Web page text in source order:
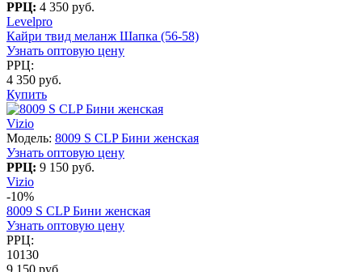
РРЦ: 4 350 руб.
Levelpro
Кайри твид меланж Шапка (56-58)
Узнать оптовую цену
РРЦ:
4 350 руб.
Купить
Vizio
Модель: 8009 S CLP Бини женская
Узнать оптовую цену
РРЦ: 9 150 руб.
Vizio
-10%
8009 S CLP Бини женская
Узнать оптовую цену
РРЦ:
10130
9 150 руб.